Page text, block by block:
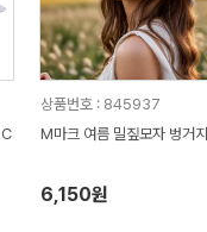
상품번호 : 845937
M마크 여름 밀짚모자 벙거지
6,150원